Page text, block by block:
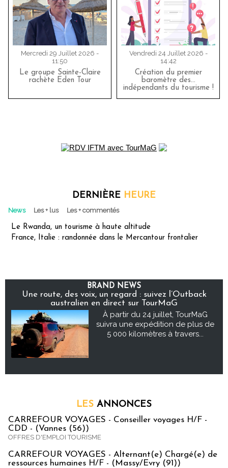
Mercredi 29 Juillet 2026 -
11:50
Le groupe Sainte-Claire
rachète Eden Tour
Vendredi 24 Juillet 2026 -
14:42
Création du premier
baromètre des…
indépendants du tourisme !
DERNIÈRE HEURE
News Les + lus Les + commentés
Le Rwanda, un tourisme à haute altitude
France, Italie : randonnée dans le Mercantour frontalier
BRAND NEWS
Une route, des voix, un regard : suivez l’Outback
australien en direct sur TourMaG
À partir du 24 juillet, TourMaG
suivra une expédition de plus de
5 000 kilomètres à travers...
LES ANNONCES
CARREFOUR VOYAGES - Conseiller voyages H/F -
CDD - (Vannes (56))
OFFRES D'EMPLOI TOURISME
CARREFOUR VOYAGES - Alternant(e) Chargé(e) de
ressources humaines H/F - (Massy/Evry (91))